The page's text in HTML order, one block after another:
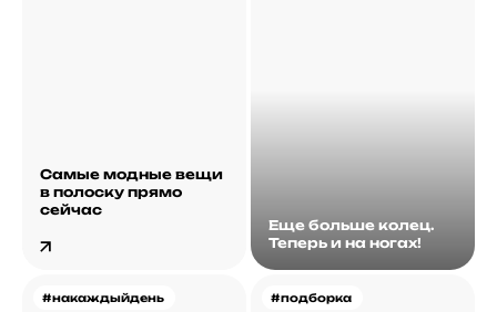
Самые модные вещи
в полоску прямо
сейчас
Еще больше колец.
Теперь и на ногах!
#накаждыйдень #подборка